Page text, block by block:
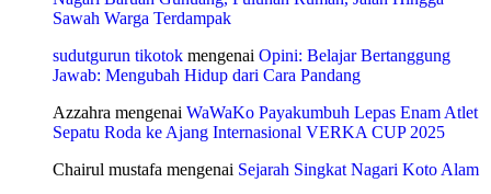
Sawah Warga Terdampak
sudutgurun tikotok mengenai Opini: Belajar Bertanggung
Jawab: Mengubah Hidup dari Cara Pandang
Azzahra mengenai WaWaKo Payakumbuh Lepas Enam Atlet
Sepatu Roda ke Ajang Internasional VERKA CUP 2025
Chairul mustafa mengenai Sejarah Singkat Nagari Koto Alam